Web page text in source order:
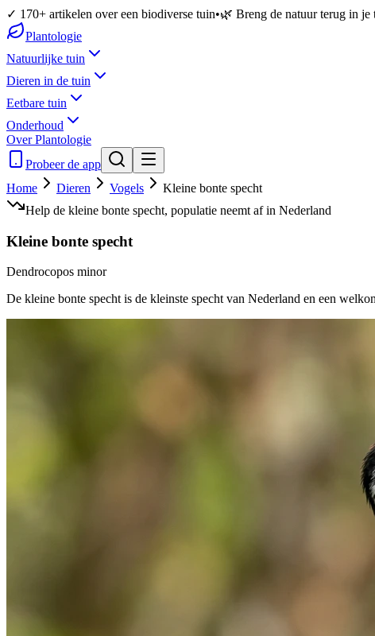
✓ 170+ artikelen over een biodiverse tuin•🌿 Breng de natuur terug in je
Plantologie
Natuurlijke tuin
Dieren in de tuin
Eetbare tuin
Onderhoud
Over Plantologie
Probeer de app
Home
Dieren Vogels
Kleine bonte specht
Help de kleine bonte specht, populatie neemt af in Nederland
Kleine bonte specht
Dendrocopos minor
De kleine bonte specht is de kleinste specht van Nederland en een